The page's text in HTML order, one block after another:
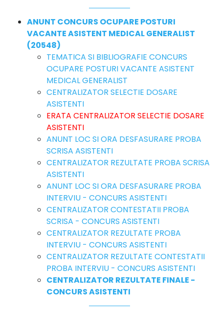
ANUNT CONCURS OCUPARE POSTURI
VACANTE ASISTENT MEDICAL GENERALIST
(20548)
TEMATICA SI BIBLIOGRAFIE CONCURS
OCUPARE POSTURI VACANTE ASISTENT
MEDICAL GENERALIST
CENTRALIZATOR SELECTIE DOSARE
ASISTENTI
ERATA CENTRALIZATOR SELECTIE DOSARE
ASISTENTI
ANUNT LOC SI ORA DESFASURARE PROBA
SCRISA ASISTENTI
CENTRALIZATOR REZULTATE PROBA SCRISA
ASISTENTI
ANUNT LOC SI ORA DESFASURARE PROBA
INTERVIU - CONCURS ASISTENTI
CENTRALIZATOR CONTESTATII PROBA
SCRISA - CONCURS ASISTENTI
CENTRALIZATOR REZULTATE PROBA
INTERVIU - CONCURS ASISTENTI
CENTRALIZATOR REZULTATE CONTESTATII
PROBA INTERVIU - CONCURS ASISTENTI
CENTRALIZATOR REZULTATE FINALE -
CONCURS ASISTENTI